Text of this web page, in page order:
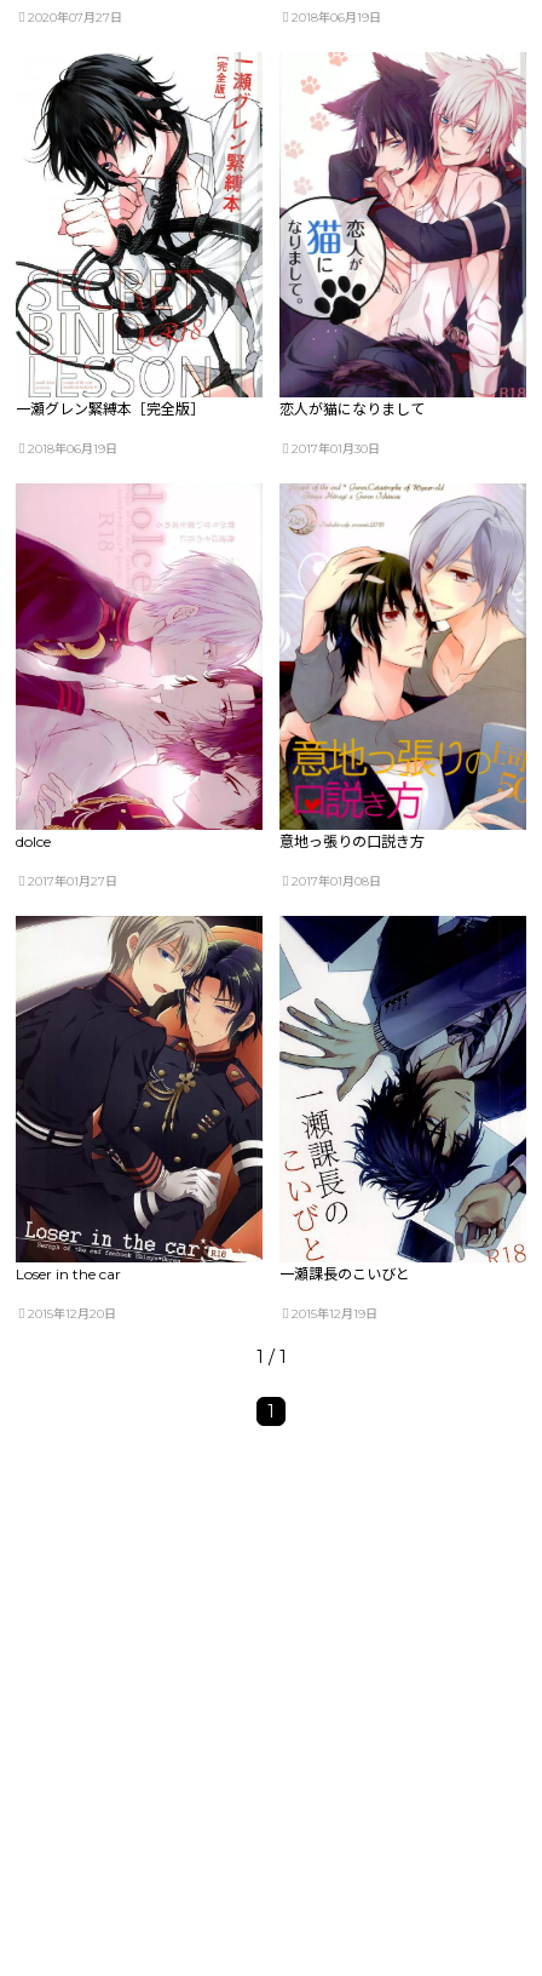
2020年07月27日 2018年06月19日
一瀬グレン緊縛本［完全版］
2018年06月19日
恋人が猫になりまして
2017年01月30日
dolce
2017年01月27日
意地っ張りの口説き方
2017年01月08日
Loser in the car
2015年12月20日
一瀬課長のこいびと
2015年12月19日
1 / 1
1